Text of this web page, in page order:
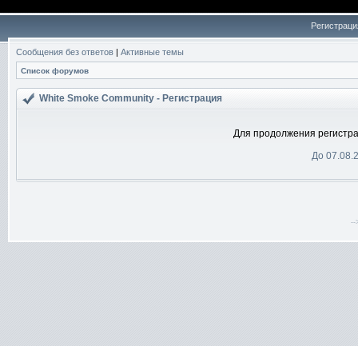
Сообщения без ответов | Активные темы
Список форумов
White Smoke Community - Регистрация
Для продолжения
До
--